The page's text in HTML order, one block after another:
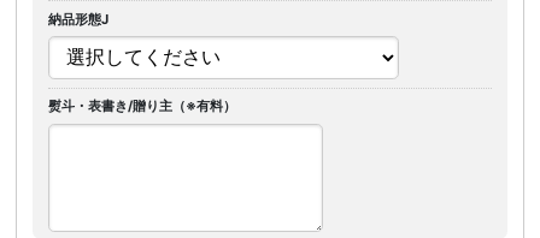
納品形態J
熨斗・表書き/贈り主（※有料）